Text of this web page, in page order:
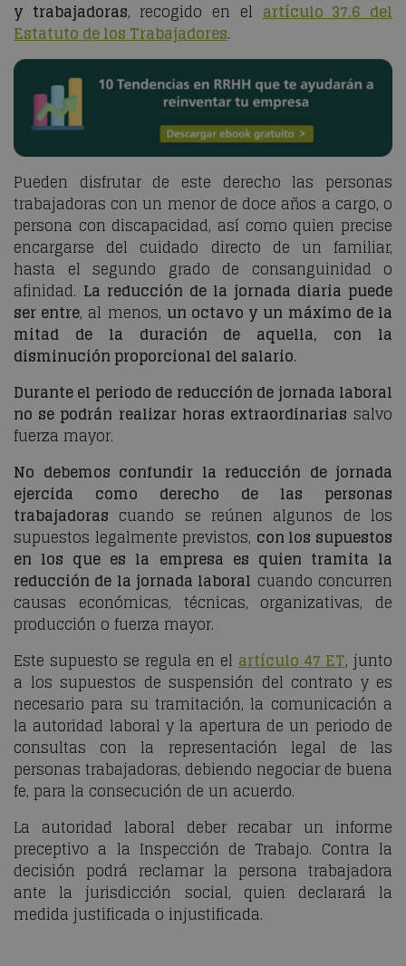
y trabajadoras, recogido en el artículo 37.6 del
Estatuto de los Trabajadores.
Pueden disfrutar de este derecho las personas
trabajadoras con un menor de doce años a cargo, o
persona con discapacidad, así como quien precise
encargarse del cuidado directo de un familiar,
hasta el segundo grado de consanguinidad o
afinidad. La reducción de la jornada diaria puede
ser entre, al menos, un octavo y un máximo de la
mitad de la duración de aquella, con la
disminución proporcional del salario.
Durante el periodo de reducción de jornada laboral
no se podrán realizar horas extraordinarias salvo
fuerza mayor.
No debemos confundir la reducción de jornada
ejercida como derecho de las personas
trabajadoras cuando se reúnen algunos de los
supuestos legalmente previstos, con los supuestos
en los que es la empresa es quien tramita la
reducción de la jornada laboral cuando concurren
causas económicas, técnicas, organizativas, de
producción o fuerza mayor.
Este supuesto se regula en el artículo 47 ET, junto
a los supuestos de suspensión del contrato y es
necesario para su tramitación, la comunicación a
la autoridad laboral y la apertura de un periodo de
consultas con la representación legal de las
personas trabajadoras, debiendo negociar de buena
fe, para la consecución de un acuerdo.
La autoridad laboral deber recabar un informe
preceptivo a la Inspección de Trabajo. Contra la
decisión podrá reclamar la persona trabajadora
ante la jurisdicción social, quien declarará la
medida justificada o injustificada.